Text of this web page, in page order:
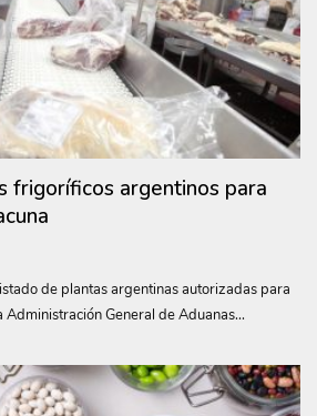
frigoríficos argentinos para
de plantas argentinas autorizadas para
General de Aduanas...